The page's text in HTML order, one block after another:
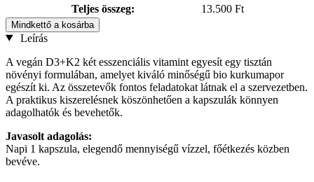
Teljes összeg:
13.500 Ft
Mindkettő a kosárba
Leírás
A vegán D3+K2 két esszenciális vitamint egyesít egy tisztán
növényi formulában, amelyet kiváló minőségű bio kurkumapor
egészít ki. Az összetevők fontos feladatokat látnak el a szervezetben.
A praktikus kiszerelésnek köszönhetően a kapszulák könnyen
adagolhatók és bevehetők.
Javasolt adagolás:
Napi 1 kapszula, elegendő mennyiségű vízzel, főétkezés közben
bevéve.